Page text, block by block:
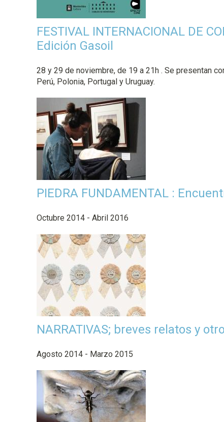
FESTIVAL INTERNACIONAL DE
Edición Gasoil
28 y 29 de noviembre, de 19 a 21h . Se presentan
Perú, Polonia, Portugal y Uruguay.
PIEDRA FUNDAMENTAL :
Octubre 2014 - Abril 2016
NARRATIVAS; breves relatos y
Agosto 2014 - Marzo 2015
a
l